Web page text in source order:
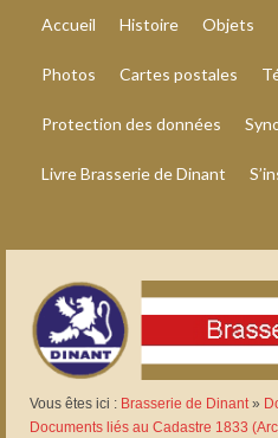
Accueil Histoire Objets
Photos Cartes postales
Protection des données
Livre Brasserie de Dinant
Vous êtes ici : Brasserie de Dinant»
Documents liés au Cadastre 1833